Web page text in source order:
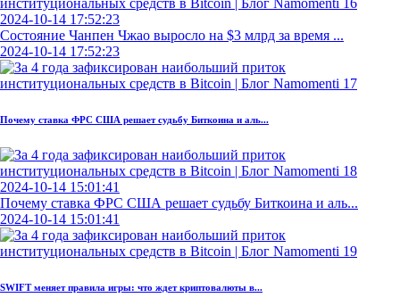
2024-10-14 17:52:23
Состояние Чанпен Чжао выросло на $3 млрд за время ...
2024-10-14 17:52:23
Почему ставка ФРС США решает судьбу Биткоина и аль...
2024-10-14 15:01:41
Почему ставка ФРС США решает судьбу Биткоина и аль...
2024-10-14 15:01:41
SWIFT меняет правила игры: что ждет криптовалюты в...